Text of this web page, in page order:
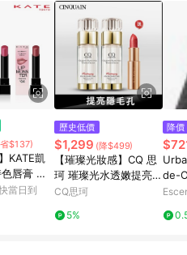
$137)
KATE凱
唇膏 怪
量/Clea
當日到
歷史低價
$1,299 (降$499)
【璀璨光妝感】CQ 思
珂 璀璨光水透嫩提亮U
V素顏霜*2+送 星魅晶
機)
CQ思珂
5%
降價
de-
714